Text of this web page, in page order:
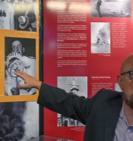
naval”
es mucho más
de excelencia
y un lazo indeleble
un comunicado de la
en Uruguay. Nombrado
y cartógrafo italiano del
navegado los mares